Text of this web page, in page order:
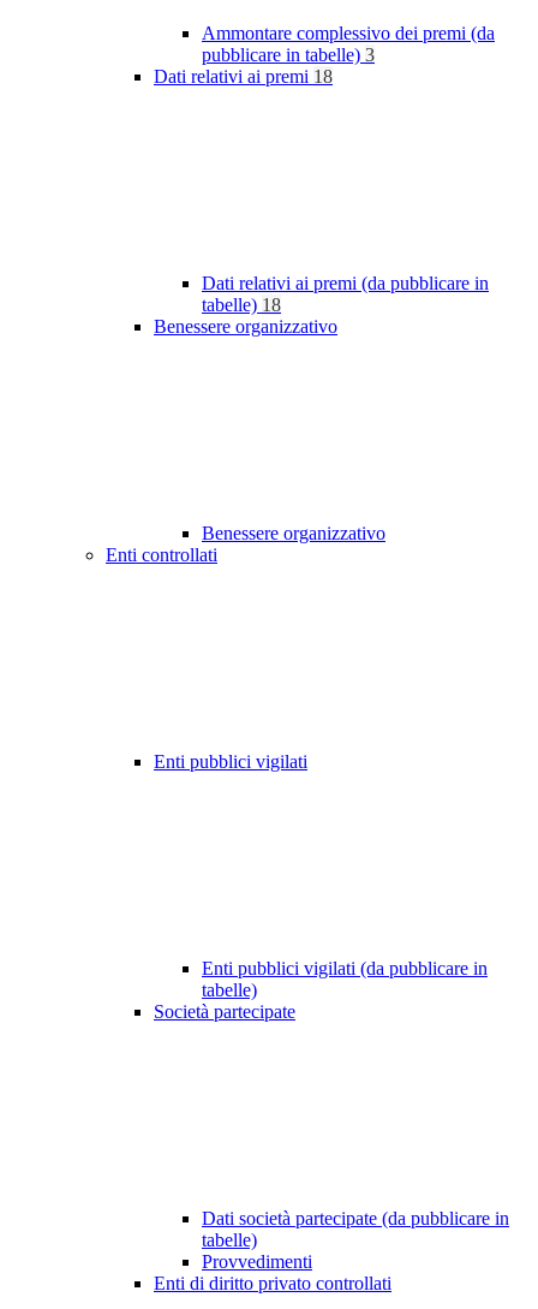
Ammontare complessivo dei premi (da
pubblicare in tabelle) 3
Dati relativi ai premi 18
Dati relativi ai premi (da pubblicare in
tabelle) 18
Benessere organizzativo
Benessere organizzativo
Enti controllati
Enti pubblici vigilati
Enti pubblici vigilati (da pubblicare in
tabelle)
Società partecipate
Dati società partecipate (da pubblicare in
tabelle)
Provvedimenti
Enti di diritto privato controllati